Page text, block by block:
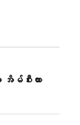
မ်စီးကား